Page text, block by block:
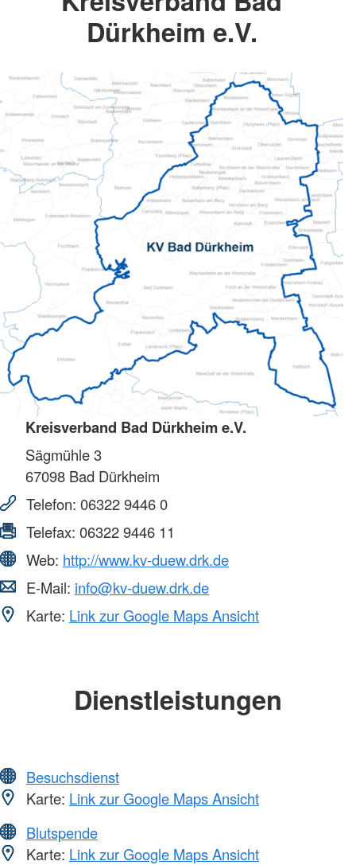
Dürkheim e.V.
Kreisverband Bad Dürkheim e.V.
Sägmühle 3
67098 Bad Dürkheim
Telefon: 06322 9446 0
Telefax: 06322 9446 11
Web: http://www.kv-duew.drk.de
E-Mail: info@kv-duew.drk.de
Karte: Link zur Google Maps Ansicht
Dienstleistungen
Besuchsdienst
Karte: Link zur Google Maps Ansicht
Blutspende
Karte: Link zur Google Maps Ansicht